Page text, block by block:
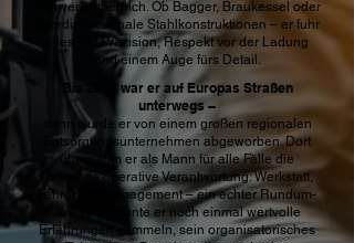
Schwerlastbereich. Ob Bagger, Braukessel oder
überdimensionale Stahlkonstruktionen – er fuhr
alles. Mit Präzision, Respekt vor der Ladung
und einem Auge fürs Detail.
Bis 2016 war er auf Europas Straßen
unterwegs –
dann wurde er von einem großen regionalen
Entsorgungsunternehmen abgeworben. Dort
übernahm er als Mann für alle Fälle die
komplette operative Verantwortung: Werkstatt,
Fahrer, Hofmanagement – ein echter Rundum-
Job. Hier konnte er noch einmal wertvolle
Erfahrungen sammeln, sein organisatorisches